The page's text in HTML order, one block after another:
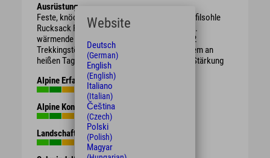
Ausrüstung
Feste, knöchelhohe Bergschuhe mit guter Profilsohle
Rucksack Regenschutz, je nach Witterung evtl.
wärmende Kleidung oder Sonnenschutz ggf. 2
Trekkingstöcke ausreichend Getränke vor allem an
heißen Tagen evtl. Brotzeit / Süßigkeiten zur Stärkung
Alpine Erfahrung
Alpine Kondition
Landschaft
Website
Deutsch
(German)
English
(English)
Italiano
(Italian)
Čeština
(Czech)
Polski
(Polish)
Magyar